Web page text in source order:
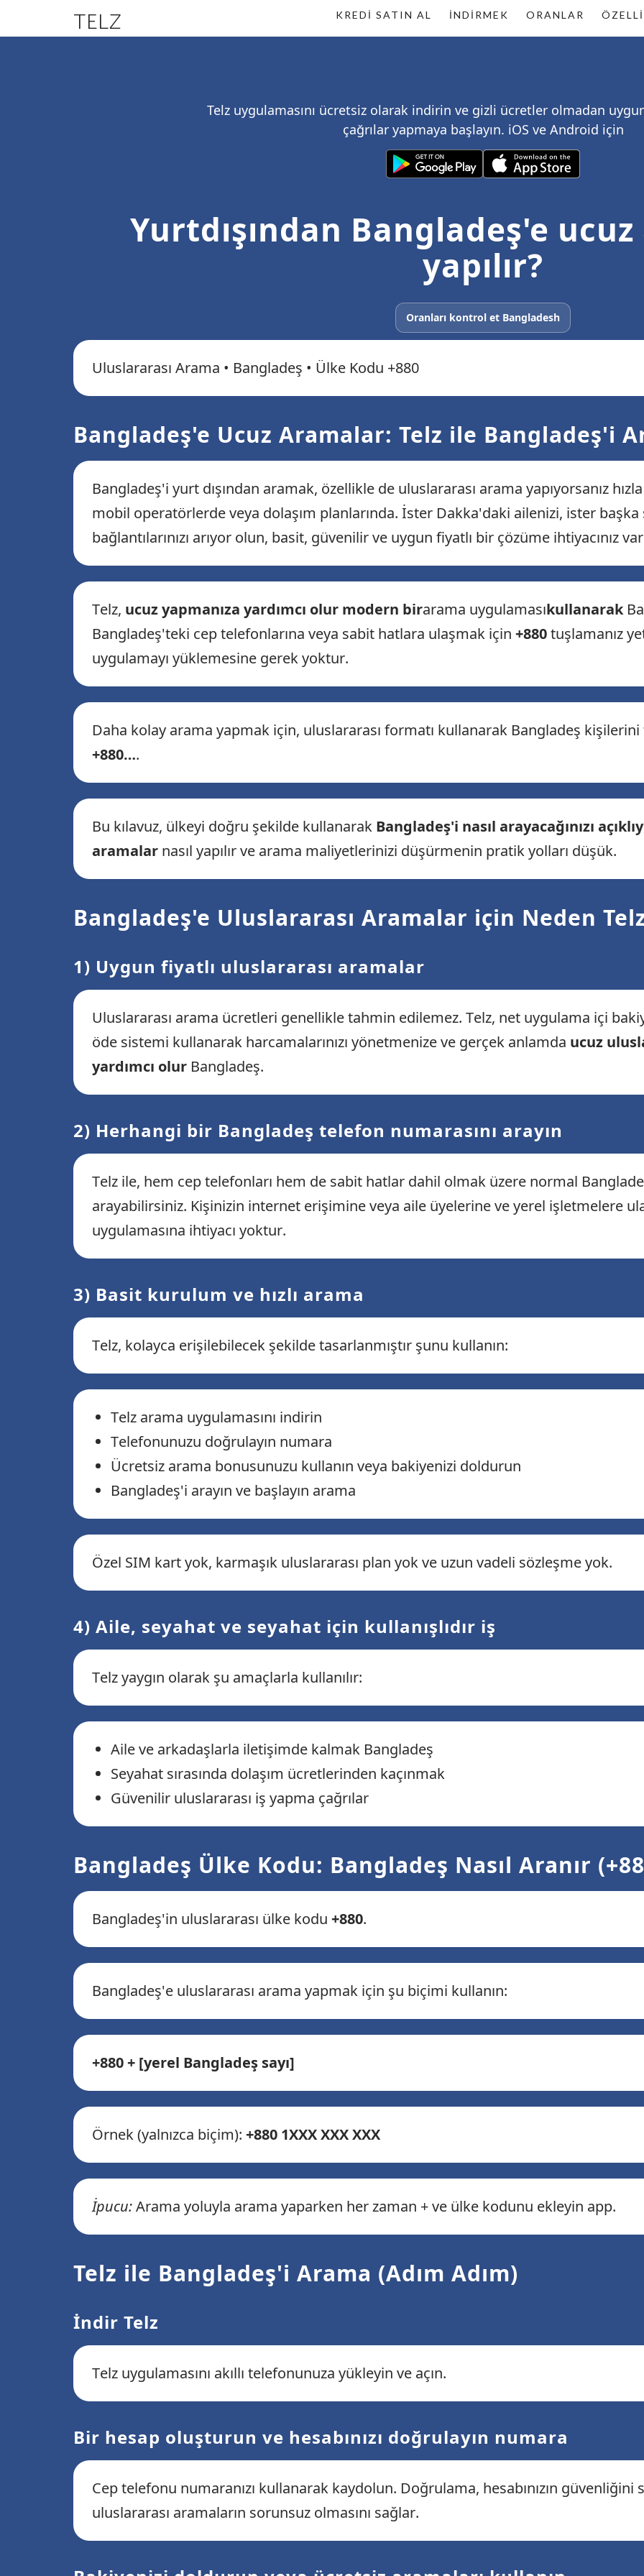
TELZ KREDI SATIN AL İNDIRMEK ORANLAR
Telz uygulamasını ücretsiz olarak indirin ve gizli ücretler olmadan
çağrılar yapmaya başlayın. iOS ve Android için
Yurtdışından Bangladeş'e
yapılır?
Oranları kontrol et Bangladesh
Uluslararası Arama • Bangladeş • Ülke Kodu +880
Bangladeş'e Ucuz Aramalar: Telz ile Bangladeş'i
Bangladeş'i yurt dışından aramak, özellikle de uluslararası arama yapıyorsanız
mobil operatörlerde veya dolaşım planlarında. İster Dakka'daki ailenizi, ister başka
bağlantılarınızı arıyor olun, basit, güvenilir ve uygun fiyatlı bir çözüme ihtiyacınız
Telz, ucuz yapmanıza yardımcı olur modern birarama uygulamasıkullanarak
Bangladeş'teki cep telefonlarına veya sabit hatlara ulaşmak için +880tuşlamanız
uygulamayı yüklemesine gerek yoktur.
Daha kolay arama yapmak için, uluslararası formatı kullanarak Bangladeş
+880….
Bu kılavuz, ülkeyi doğru şekilde kullanarak Bangladeş'i nasıl arayacağınızı
aramalar nasıl yapılır ve arama maliyetlerinizi düşürmenin pratik yolları düşük.
Bangladeş'e Uluslararası Aramalar için Neden
1) Uygun fiyatlı uluslararası aramalar
Uluslararası arama ücretleri genellikle tahmin edilemez. Telz, net uygulama içi
öde sistemi kullanarak harcamalarınızı yönetmenize ve gerçek anlamda ucuz
yardımcı olur Bangladeş.
2) Herhangi bir Bangladeş telefon numarasını arayın
Telz ile, hem cep telefonları hem de sabit hatlar dahil olmak üzere normal
arayabilirsiniz. Kişinizin internet erişimine veya aile üyelerine ve yerel işletmelere
uygulamasına ihtiyacı yoktur.
3) Basit kurulum ve hızlı arama
Telz, kolayca erişilebilecek şekilde tasarlanmıştır şunu kullanın:
Telz arama uygulamasını indirin
Telefonunuzu doğrulayın numara
Ücretsiz arama bonusunuzu kullanın veya bakiyenizi doldurun
Bangladeş'i arayın ve başlayın arama
Özel SIM kart yok, karmaşık uluslararası plan yok ve uzun vadeli sözleşme yok.
4) Aile, seyahat ve seyahat için kullanışlıdır iş
Telz yaygın olarak şu amaçlarla kullanılır:
Aile ve arkadaşlarla iletişimde kalmak Bangladeş
Seyahat sırasında dolaşım ücretlerinden kaçınmak
Güvenilir uluslararası iş yapma çağrılar
Bangladeş Ülke Kodu: Bangladeş Nasıl Aranır
Bangladeş'in uluslararası ülke kodu +880.
Bangladeş'e uluslararası arama yapmak için şu biçimi kullanın:
+880 + [yerel Bangladeş sayı]
Örnek (yalnızca biçim): +880 1XXX XXX XXX
İpucu:Arama yoluyla arama yaparken her zaman + ve ülke kodunu ekleyin app.
Telz ile Bangladeş'i Arama (Adım Adım)
İndir Telz
Telz uygulamasını akıllı telefonunuza yükleyin ve açın.
Bir hesap oluşturun ve hesabınızı doğrulayın numara
Cep telefonu numaranızı kullanarak kaydolun. Doğrulama, hesabınızın güvenliğini
uluslararası aramaların sorunsuz olmasını sağlar.